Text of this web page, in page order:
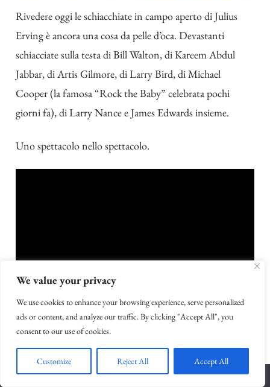
We value your privacy
We use cookies to enhance your browsing experience, serve personalized
ads or content, and analyze our traffic. By clicking "Accept All", you
consent to our use of cookies.
Customize Reject All Accept All
Rivedere oggi le schiacchiate in campo aperto di Julius
Erving è ancora una cosa da pelle d’oca. Devastanti
schiacciate sulla testa di Bill Walton, di Kareem Abdul
Jabbar, di Artis Gilmore, di Larry Bird, di Michael
Cooper (la famosa “Rock the Baby” celebrata pochi
giorni fa), di Larry Nance e James Edwards insieme.
Uno spettacolo nello spettacolo.